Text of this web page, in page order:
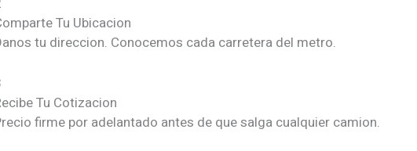
Tu Ubicacion
tu direccion. Conocemos cada carretera del metro.
Tu Cotizacion
firme por adelantado antes de que salga cualquier camion.